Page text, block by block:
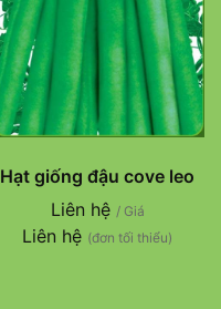
Hạt giống đậu cove leo
Liên hệ / Giá
Liên hệ (đơn tối thiểu)